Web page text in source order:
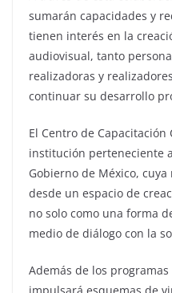
sumarán capacidades y
tienen interés en la
audiovisual, tanto
realizadoras y
continuar su desarrollo
El Centro de
institución perteneciente
Gobierno de México,
desde un espacio de
no solo como una forma
medio de diálogo con la
Además de los